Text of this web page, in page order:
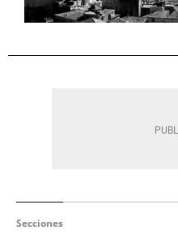
Secciones